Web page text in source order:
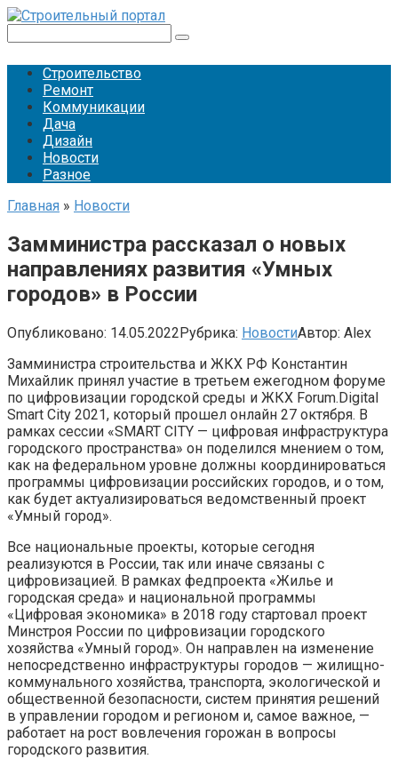
Перейти
контенту
Строительство
Ремонт
Коммуникации
Дача
Дизайн
Новости
Разное
Главная » Новости
Замминистра рассказал о новых
направлениях развития «Умных
городов» в России
Опубликовано: 14.05.2022Рубрика: НовостиАвтор: Alex
Замминистра строительства и ЖКХ РФ Константин
Михайлик принял участие в третьем ежегодном форуме
по цифровизации городской среды и ЖКХ Forum.Digital
Smart City 2021, который прошел онлайн 27 октября. В
рамках сессии «SMART CITY — цифровая инфраструктура
городского пространства» он поделился мнением о том,
как на федеральном уровне должны координироваться
программы цифровизации российских городов, и о том,
как будет актуализироваться ведомственный проект
«Умный город».
Все национальные проекты, которые сегодня
реализуются в России, так или иначе связаны с
цифровизацией. В рамках федпроекта «Жилье и
городская среда» и национальной программы
«Цифровая экономика» в 2018 году стартовал проект
Минстроя России по цифровизации городского
хозяйства «Умный город». Он направлен на изменение
непосредственно инфраструктуры городов — жилищно-
коммунального хозяйства, транспорта, экологической и
общественной безопасности, систем принятия решений
в управлении городом и регионом и, самое важное, —
работает на рост вовлечения горожан в вопросы
городского развития.